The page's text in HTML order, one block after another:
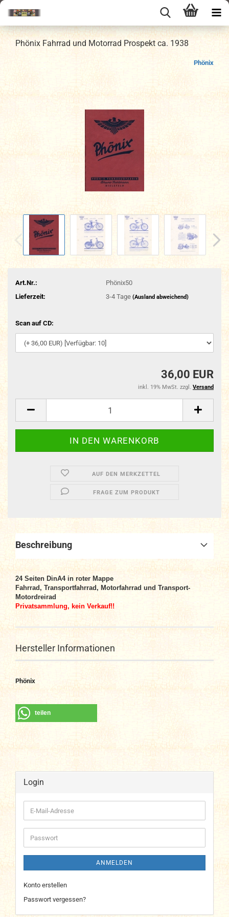
Phönix Fahrrad und Motorrad Prospekt ca. 1938
Phönix
Art.Nr.:
Phönix50
Lieferzeit:
3-4 Tage (Ausland abweichend)
Scan auf CD:
36,00 EUR
inkl. 19% MwSt. zzgl. Versand
AUF DEN MERKZETTEL
FRAGE ZUM PRODUKT
Beschreibung
24 Seiten DinA4 in roter Mappe
Fahrrad, Transportfahrrad, Motorfahrrad und Transport-
Motordreirad
Privatsammlung, kein Verkauf!!
Hersteller Informationen
Phönix
teilen
Login
E-
Mail-
Adresse
Passwort
ANMELDEN
Konto erstellen
Passwort vergessen?